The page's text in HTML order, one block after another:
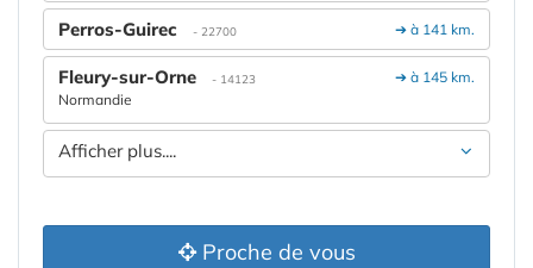
➔ à 141 km.
Perros-Guirec - 22700
➔ à 145 km.
Fleury-sur-Orne - 14123
Normandie
Afficher plus....
Proche de vous